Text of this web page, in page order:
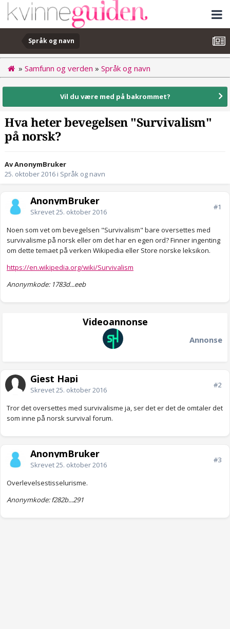
Språk og navn
» Samfunn og verden » Språk og navn
Vil du være med på bakrommet?
Hva heter bevegelsen "Survivalism"
på norsk?
Av AnonymBruker
25. oktober 2016 i Språk og navn
AnonymBruker
Skrevet25. oktober 2016
#1
Noen som vet om bevegelsen "Survivalism" bare oversettes med
survivalisme på norsk eller om det har en egen ord? Finner ingenting
om dette temaet på verken Wikipedia eller Store norske leksikon.
https://en.wikipedia.org/wiki/Survivalism
Anonymkode: 1783d...eeb
Videoannonse
Annonse
Gjest Hapi
Skrevet25. oktober 2016
#2
Tror det oversettes med survivalisme ja, ser det er det de omtaler det
som inne på norsk survival forum.
AnonymBruker
Skrevet25. oktober 2016
#3
Overlevelsestisselurisme.
Anonymkode: f282b...291